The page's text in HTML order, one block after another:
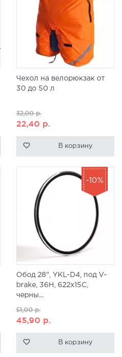
Чехол на велорюкзак от
30 до 50 л
32,00р.
22,40 р.
В корзину
Обод 28", YKL-D4, под V-
brake, 36H, 622x15C,
черны...
51,00р.
45,90 р.
В корзину
-10%